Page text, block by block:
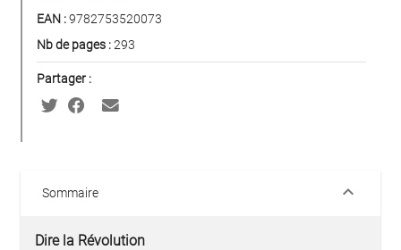
EAN :9782753520073
Nb de pages :293
Partager :
Sommaire keyboard_arrow_down
Dire la Révolution